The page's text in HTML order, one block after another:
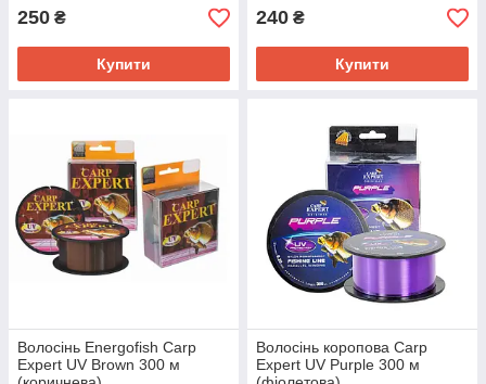
250 ₴
Купити
240 ₴
Купити
Волосінь Energofish Carp
Expert UV Brown 300 м
Волосінь коропова Carp
Expert UV Purple 300 м